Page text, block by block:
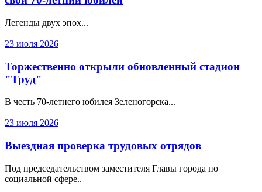
Легенды двух эпох...
23 июля 2026
Торжественно открыли обновленный стадион
"Труд"
В честь 70-летнего юбилея Зеленогорска...
23 июля 2026
Выездная проверка трудовых отрядов
Под председательством заместителя Главы города по
социальной сфере..